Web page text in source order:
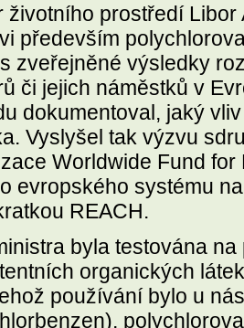
životního prostředí
především
zveřejněné výsledky
či jejich náměstků v
dokumentoval, jaký
Vyslyšel tak výzvu
Worldwide Fund
evropského systému
REACH.
byla testována
organických
používání bylo u